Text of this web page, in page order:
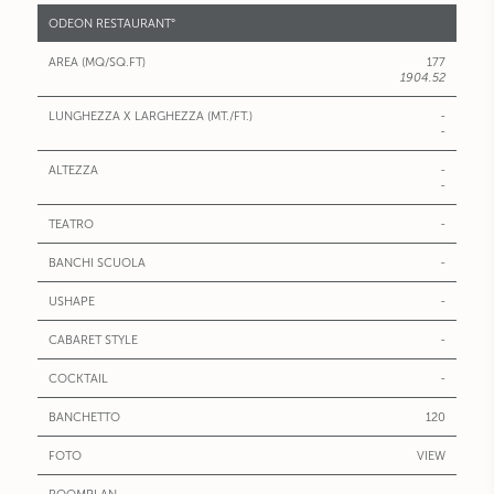
ODEON RESTAURANT°
177
1904.52
-
-
-
-
-
-
-
-
-
120
VIEW